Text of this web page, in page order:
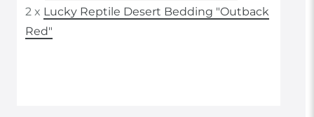
2 x Lucky Reptile Desert Bedding "Outback
Red"